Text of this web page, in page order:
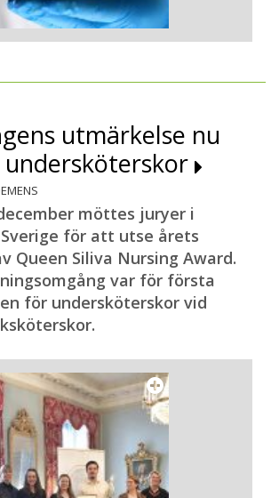
utmärkelse nu
möttes juryer i
för att utse årets
Queen Siliva Nursing Award.
var för första
för undersköterskor vid